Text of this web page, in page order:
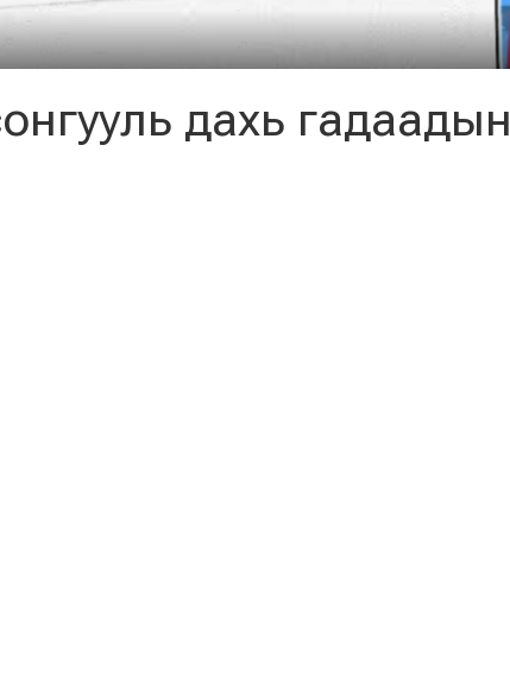
дахь гадаадын